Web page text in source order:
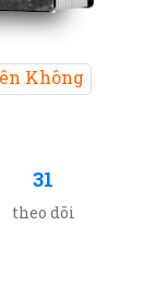
Không
31
theo dõi